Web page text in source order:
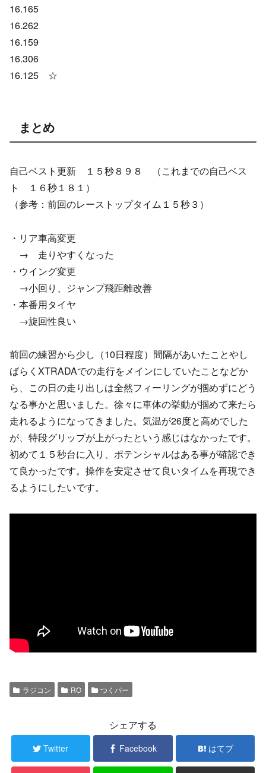
16.165
16.262
16.159
16.306
16.125 ☆
まとめ
自己ベスト更新 １５秒８９８ （これまでの自己ベス
ト １６秒１８１）
（参考：前回のレーストップタイム１５秒３）
・リア車高変更
→ 走りやすくなった
・ウイング変更
→小回り、ジャンプ飛距離改善
・本番用タイヤ
→旋回性良い
前回の練習から少し（10日程度）間隔があいたことやし
ばらくXTRADAでの走行をメインにしていたことなどか
ら、この日の走り出しは全然フィーリングが掴めずにどう
なる事かと思いました。徐々に車体の挙動が掴めて来たら
走れるようになってきました。気温が26度と高めでした
が、特段グリップが上がったという感じはなかったです。
初めて１５秒台に入り、ポテンシャルはある事が確認でき
て良かったです。操作を安定させて良いタイムを再現でき
るようにしたいです。
ラジコン RO つくパー
シェアする
Twitter Facebook はてブ